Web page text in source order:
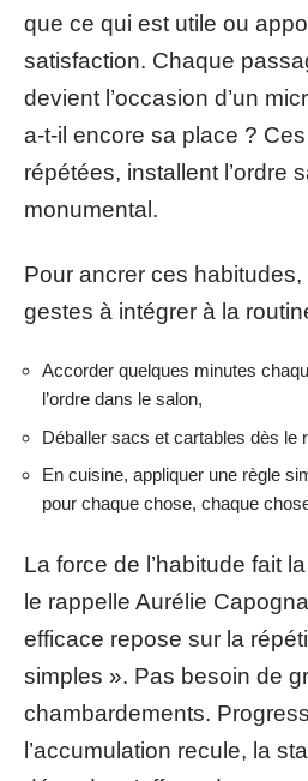
que ce qui est utile ou
satisfaction. Chaque
devient l’occasion d’un
a-t-il encore sa place ?
répétées, installent l’ordre
monumental.
Pour ancrer ces
gestes à intégrer à la
Accorder quelques minutes
l’ordre dans le salon,
Déballer sacs et cartables dès le
En cuisine, appliquer une règle
pour chaque chose, chaque
La force de l’habitude fait
le rappelle Aurélie
efficace repose sur la
simples ». Pas besoin de
chambardements.
l’accumulation recule, la